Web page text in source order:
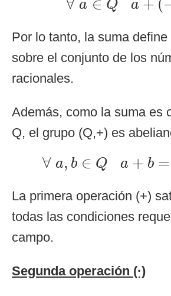
∀ a ∈ Q a + (
Por lo tanto, la suma define
sobre el conjunto de los
racionales.
Además, como la suma es
Q, el grupo (Q,+) es
∀ a, b ∈ Q a + b =
∀ a ,b ∈ a +b
La primera operación (+)
todas las condiciones
campo.
Segunda operación (·)